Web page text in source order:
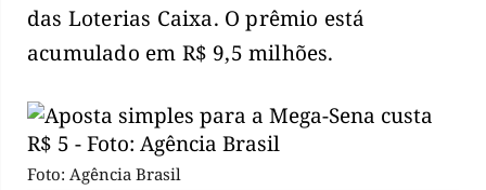
das Loterias Caixa. O prêmio está
acumulado em R$ 9,5 milhões.
Foto: Agência Brasil